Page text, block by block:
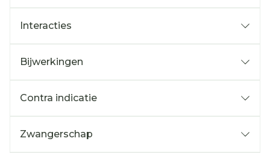
Interacties
Bijwerkingen
Contra indicatie
Zwangerschap